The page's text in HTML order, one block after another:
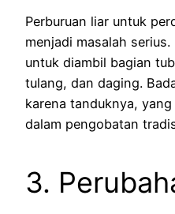
Perburuan liar untuk
menjadi masalah
untuk diambil bagian
tulang, dan daging.
karena tanduknya,
dalam pengobatan
3.